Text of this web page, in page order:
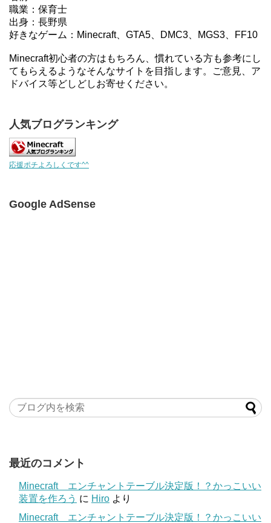
職業：保育士
出身：長野県
好きなゲーム：Minecraft、GTA5、DMC3、MGS3、FF10
Minecraft初心者の方はもちろん、慣れている方も参考にし
てもらえるようなそんなサイトを目指します。ご意見、ア
ドバイス等どしどしお寄せください。
人気ブログランキング
応援ポチよろしくです^^
Google AdSense
最近のコメント
Minecraft エンチャントテーブル決定版！？かっこいい
装置を作ろう に Hiro より
Minecraft エンチャントテーブル決定版！？かっこいい